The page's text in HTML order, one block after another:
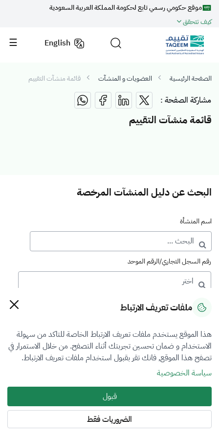
موقع حكومي رسمي تابع لحكومة المملكة العربية السعودية
كيف تتحقق
English
الصفحة الرئيسية العضويات و المنشآت قائمة منشآت التقييم
مشاركة الصفحة :
قائمة منشآت التقييم
البحث عن دليل المنشآت المرخصة
اسم المنشأة
رقم السجل التجاري/الرقم الموحد
رقم الترخيص
التصنيف
VFR5
فرع التقييم
ملفات تعريف الارتباط
هذا الموقع يستخدم ملفات تعريف الارتباط الخاصة للتاكد من سهولة
الاستخدام و ضمان تحسين تجربتك أثناء التصفح. من خلال الاستمرار في
تصفح هذا الموقع, فانك تقر بقبول استخدام ملفات تعريف الارتباط.
سياسة الخصوصية
قبول
الضروريات فقط